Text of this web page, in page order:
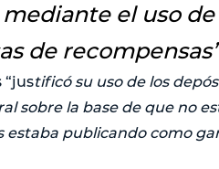
el uso
de
“justificó su uso de los
sobre la base de que no
estaba publicando como